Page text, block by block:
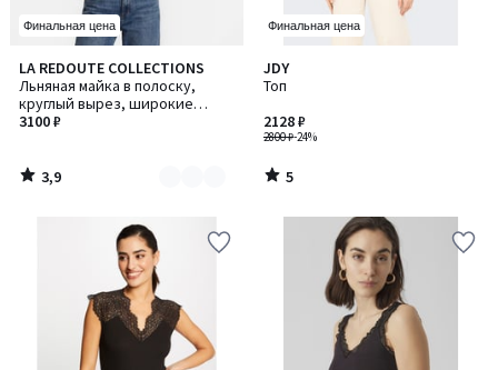
Финальная цена
LA REDOUTE COLLECTIONS
Льняная майка в полоску,
круглый вырез, широкие
бретели
3100 ₽
3,9
/ 5
Количество
цветов:
2
3,9
/
Финальная цена
JDY
Топ
2800 ₽-24%
2128 ₽
5
/
5
/